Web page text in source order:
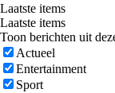
Laatste items
Laatste items
Toon berichten uit
Actueel
Entertainment
Sport